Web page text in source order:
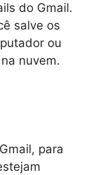
do Gmail.
salve os
ou
nuvem.
para